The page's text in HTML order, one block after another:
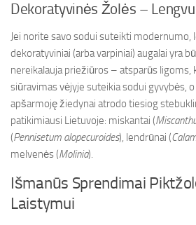
Dekoratyvinės Žolės –
Jei norite savo sodui suteikti modernumo,
dekoratyviniai (arba varpiniai) augalai yra
nereikalauja priežiūros – atsparūs ligoms,
siūravimas vėjyje suteikia sodui gyvybės,
apšarmoję žiedynai atrodo tiesiog
patikimiausi Lietuvoje: miskantai (
(Pennisetum alopecuroides), lendrūnai (
melvenės (Molinia).
Išmanūs Sprendimai
Laistymui